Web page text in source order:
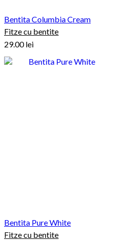
Bentita Columbia Cream
Fitze cu bentite
29.00lei
Bentita Pure White
Fitze cu bentite